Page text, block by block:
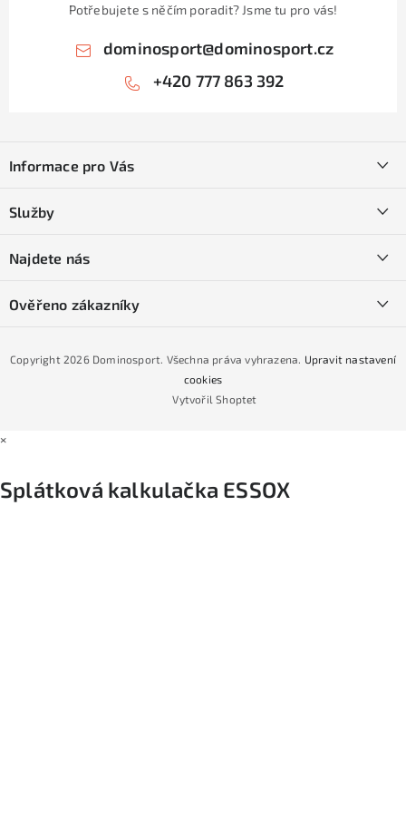
Potřebujete s něčím poradit? Jsme tu pro vás!
dominosport@dominosport.cz
+420 777 863 392
pInformace pro Vás
Obchodní podmínky
Podmínky GDPR
Podmínky nákupu na splátky ESSOX
Služby
Naše prodejna
Najdete nás
Ověřeno zákazníky
Vytvořil Shoptet
Copyright 2026 Dominosport. Všechna práva vyhrazena. Upravit nastavení
cookies
×
Splátková kalkulačka ESSOX